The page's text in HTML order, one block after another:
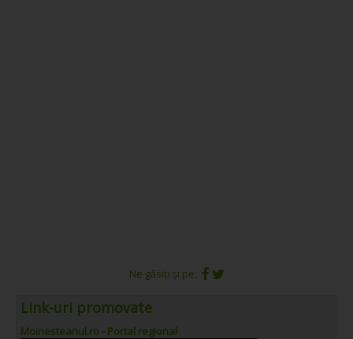
Ne găsiți și pe:
Link-uri promovate
Moinesteanul.ro - Portal regional